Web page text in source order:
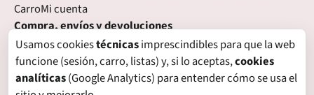
CarroMi cuenta
Compra, envíos y devoluciones
Condiciones de compraFormas de pagoGastos de envío
Plazos de entregaDevolucionesGarantía
Legal
Usamos cookiestécnicasimprescindibles para que la web
funcione (sesión, carro, listas) y, si lo aceptas,cookies
analíticas(Google Analytics) para entender cómo se usa el